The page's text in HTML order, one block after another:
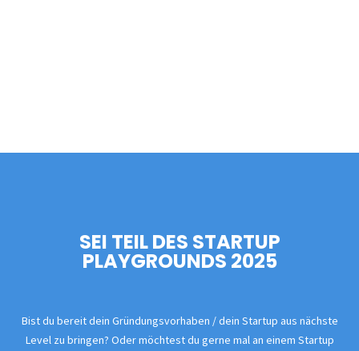
SEI TEIL DES STARTUP
PLAYGROUNDS 2025
Bist du bereit dein Gründungsvorhaben / dein Startup aus nächste
Level zu bringen? Oder möchtest du gerne mal an einem Startup